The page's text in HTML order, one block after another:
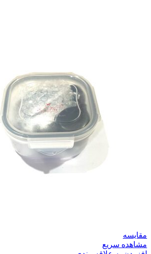
مقایسه
مشاهده سریع